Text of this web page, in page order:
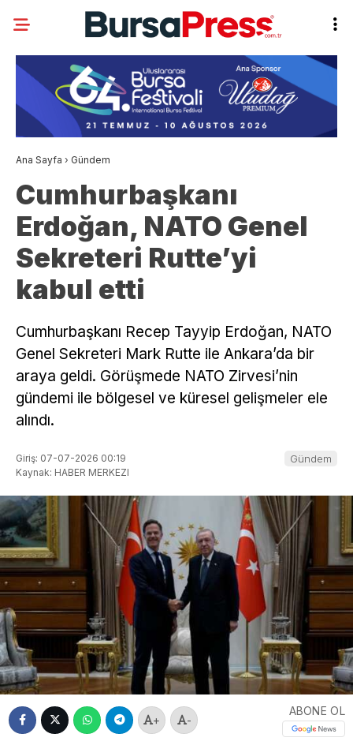
Ana Sayfa › Gündem
Cumhurbaşkanı
Erdoğan, NATO Genel
Sekreteri Rutte’yi
kabul etti
Cumhurbaşkanı Recep Tayyip Erdoğan, NATO
Genel Sekreteri Mark Rutte ile Ankara’da bir
araya geldi. Görüşmede NATO Zirvesi’nin
gündemi ile bölgesel ve küresel gelişmeler ele
alındı.
Giriş: 07-07-2026 00:19
Kaynak: HABER MERKEZI
Gündem
+ -
ABONE OL